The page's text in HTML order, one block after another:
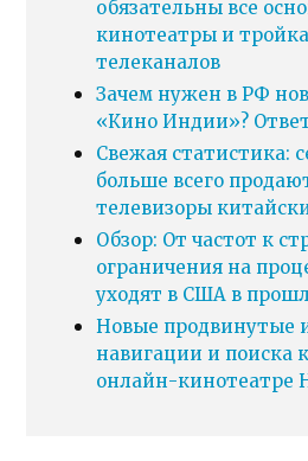
обязательны все
кинотеатры и
телеканалов
Зачем нужен в РФ
«Кино Индии»?
Свежая статистика:
больше всего
телевизоры
Обзор: От частот к
ограничения на
уходят в США в
Новые продвинутые
навигации и поиска
онлайн-кинотеатре